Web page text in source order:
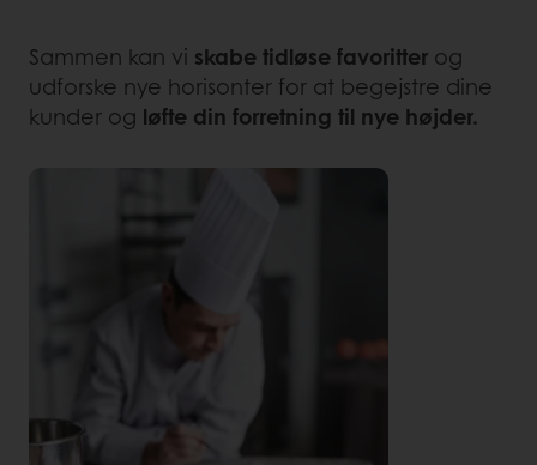
Sammen kan vi skabe tidløse favoritter og
udforske nye horisonter for at begejstre dine
kunder og løfte din forretning til nye højder.